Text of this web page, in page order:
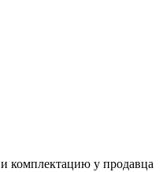
комплектацию у продавца